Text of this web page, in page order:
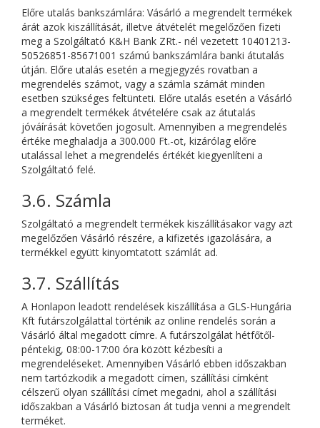
Előre utalás bankszámlára: Vásárló a megrendelt termékek
árát azok kiszállítását, illetve átvételét megelőzően fizeti
meg a Szolgáltató K&H Bank ZRt.- nél vezetett 10401213-
50526851-85671001 számú bankszámlára banki átutalás
útján. Előre utalás esetén a megjegyzés rovatban a
megrendelés számot, vagy a számla számát minden
esetben szükséges feltünteti. Előre utalás esetén a Vásárló
a megrendelt termékek átvételére csak az átutalás
jóváírását követően jogosult. Amennyiben a megrendelés
értéke meghaladja a 300.000 Ft.-ot, kizárólag előre
utalással lehet a megrendelés értékét kiegyenlíteni a
Szolgáltató felé.
3.6. Számla
Szolgáltató a megrendelt termékek kiszállításakor vagy azt
megelőzően Vásárló részére, a kifizetés igazolására, a
termékkel együtt kinyomtatott számlát ad.
3.7. Szállítás
A Honlapon leadott rendelések kiszállítása a GLS-Hungária
Kft futárszolgálattal történik az online rendelés során a
Vásárló által megadott címre. A futárszolgálat hétfőtől-
péntekig, 08:00-17:00 óra között kézbesíti a
megrendeléseket. Amennyiben Vásárló ebben időszakban
nem tartózkodik a megadott címen, szállítási címként
célszerű olyan szállítási címet megadni, ahol a szállítási
időszakban a Vásárló biztosan át tudja venni a megrendelt
terméket.